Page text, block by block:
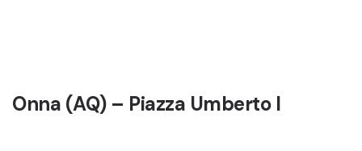
Onna (AQ) – Piazza Umberto I